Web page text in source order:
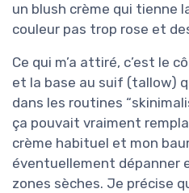
un blush crème qui tienne
couleur pas trop rose et
Ce qui m’a attiré, c’est le
et la base au suif (tallow)
dans les routines
ça pouvait vraiment
crème habituel et mon
éventuellement dépanner
zones sèches. Je précise